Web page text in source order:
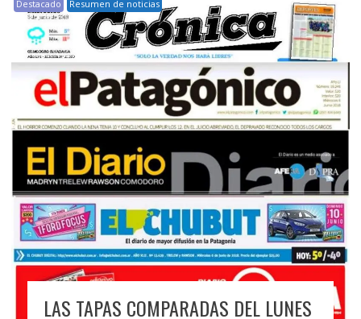
Destacado Resumen de noticias
LAS TAPAS COMPARADAS DEL LUNES